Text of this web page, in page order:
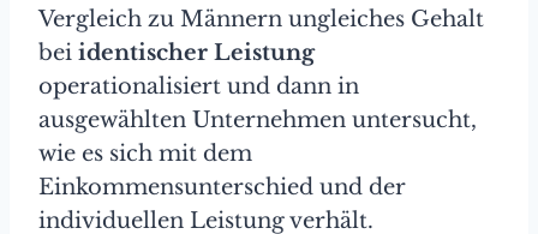
Vergleich zu Männern ungleiches Gehalt
bei identischer Leistung
operationalisiert und dann in
ausgewählten Unternehmen untersucht,
wie es sich mit dem
Einkommensunterschied und der
individuellen Leistung verhält.